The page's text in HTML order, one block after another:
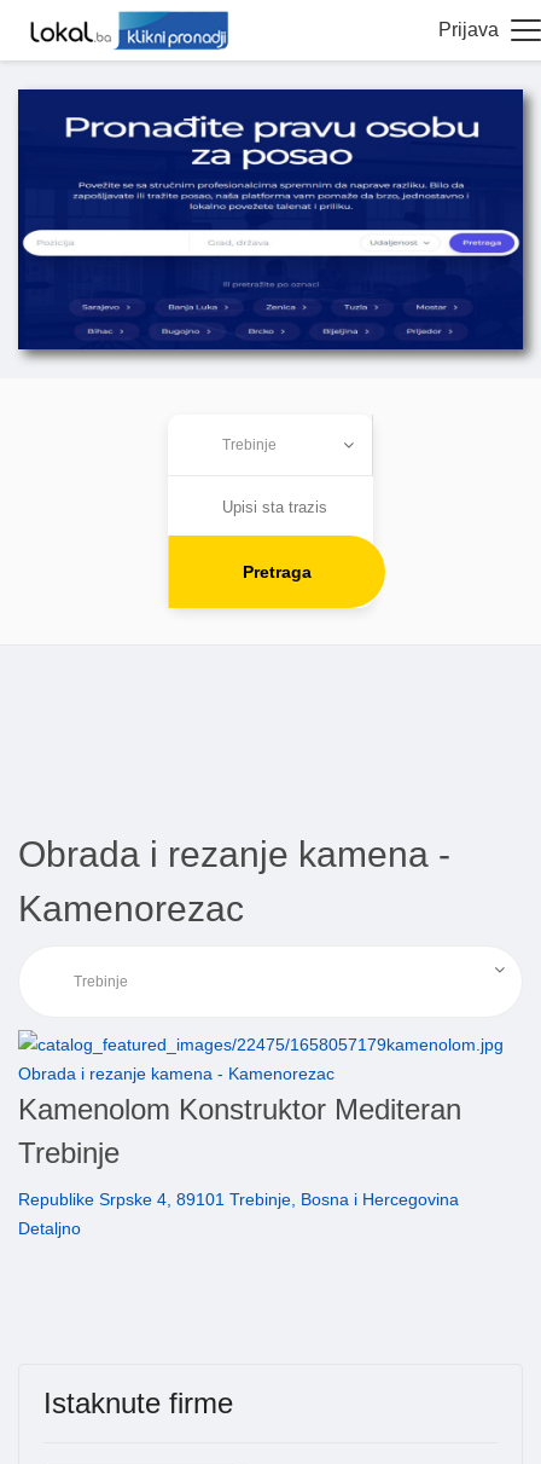
Prijava
Pretraga
Obrada i rezanje kamena -
Kamenorezac
Obrada i rezanje kamena - Kamenorezac
Kamenolom Konstruktor Mediteran
Trebinje
Republike Srpske 4, 89101 Trebinje, Bosna i Hercegovina
Detaljno
Istaknute firme